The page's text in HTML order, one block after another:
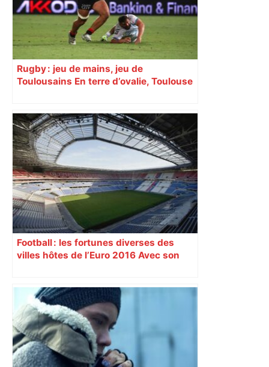
Rugby : jeu de mains, jeu de
Toulousains En terre d’ovalie, Toulouse
revendiquant surtout son art du jeu en
mouvement, vif et spectaculaire.
Décryptage. Série (4 / 10)
Football : les fortunes diverses des
villes hôtes de l’Euro 2016 Avec son
vivre un Euro exaltant grâce à un tirage
au sort favorable. Toutes les cités n’ont
pas été aussi gâtées.